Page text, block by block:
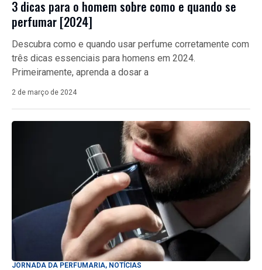
3 dicas para o homem sobre como e quando se
perfumar [2024]
Descubra como e quando usar perfume corretamente com
três dicas essenciais para homens em 2024.
Primeiramente, aprenda a dosar a
2 de março de 2024
JORNADA DA PERFUMARIA, NOTÍCIAS